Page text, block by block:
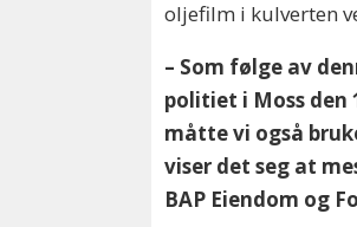
oljefilm i kulverten
– Som følge av
politiet i Moss den
måtte vi også
viser det seg at
BAP Eiendom og